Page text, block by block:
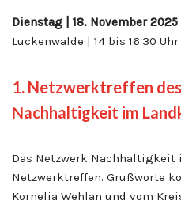
Dienstag | 18. November 2025
Luckenwalde | 14 bis 16.30 Uhr
1. Netzwerktreffen
Nachhaltigkeit im
Das Netzwerk
Netzwerktreffen. Grußworte
Kornelia Wehlan und vom